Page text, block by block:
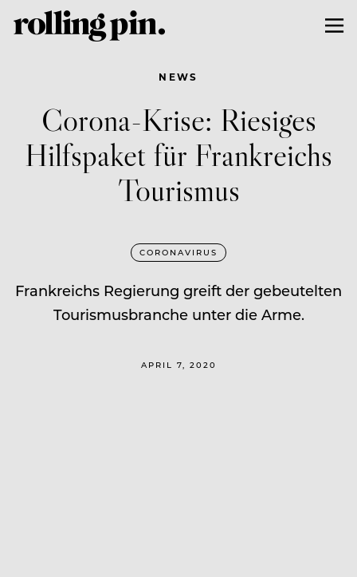
NEWS
Corona-Krise: Riesiges
Hilfspaket für Frankreichs
Tourismus
CORONAVIRUS
Frankreichs Regierung greift der gebeutelten
Tourismusbranche unter die Arme.
APRIL 7, 2020